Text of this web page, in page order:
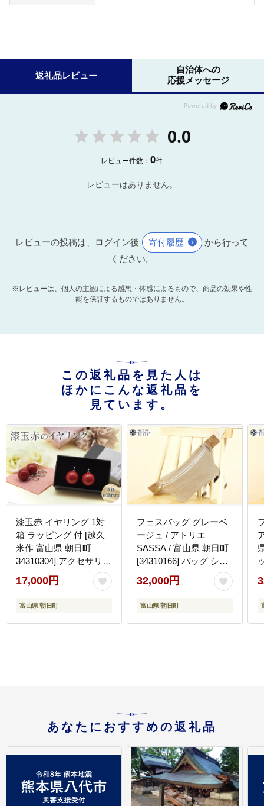
返礼品レビュー
自治体への
応援メッセージ
0.0
レビュー件数：0件
レビューはありません。
レビューの投稿は、ログイン後 寄付履歴
から行って
ください。
※レビューは、個人の主観による感想・体感によるもので、商品の効果や性
能を保証するものではありません。
この返礼品を見た人は
ほかにこんな返礼品を
見ています。
漆玉赤 イヤリング 1対
箱 ラッピング 付 [越久
米作 富山県 朝日町
34310304] アクセサリー
コシノクメサク 漆 イヤ
リング アクセ おしゃれ
メール便
17,000円
富山県 朝日町
フェスバッグ グレーベ
ージュ / アトリエ
SASSA / 富山県 朝日町
[34310166] バッグ シン
プル ヴィンテージ ボデ
ィバッグ 斜めがけ 革 レ
ザー 帆布
32,000円
富山県 朝日町
あなたにおすすめの返礼品